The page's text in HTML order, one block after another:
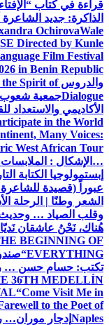
قراءة في كتاب
الذاكرة: جديد
OchirovaWale
Directed by Kunle
Film Festival
in Benin Republic.
والدروسthe Spirit of
Dialogueجمعية شعوب
الأكاديمي والاستعداد
in the World
Many Voices:
West African Tour
…الإشكال : الملابسات
إبستمولوجيا الكتابة
عبوراً (قصيدة للشاعرة
الشعر وطنًا | الرحلة
وقلب الصياد … وحديث
هُناك، نَحْنُ عاشقان
BEGINNING OF
EVERYTHING
تكتب: حسام حسن …
36TH MEDELLÍN
“Come Visit Me in
to the Poet of
Naples إدجار موران…